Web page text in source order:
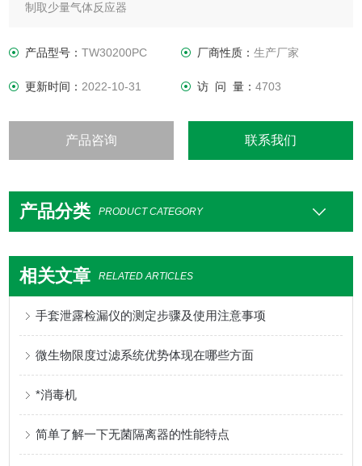
制取少量气体反应器
溶解少量气体、液体或固体的溶质
产品型号：TW30200PC 厂商性质： 生产厂家
更新时间：2022-10-31 访 问 量： 4703
产品咨询 联系我们
产品分类 PRODUCT CATEGORY
相关文章 RELATED ARTICLES
手套泄露检漏仪的测定步骤及使用注意事项
微生物限度过滤系统优势体现在哪些方面
*消毒机
简单了解一下无菌隔离器的性能特点